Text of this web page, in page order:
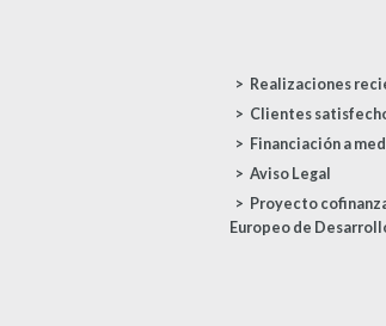
Realizaciones
Clientes
Financiación a
Aviso Legal
Proyecto
Europeo de